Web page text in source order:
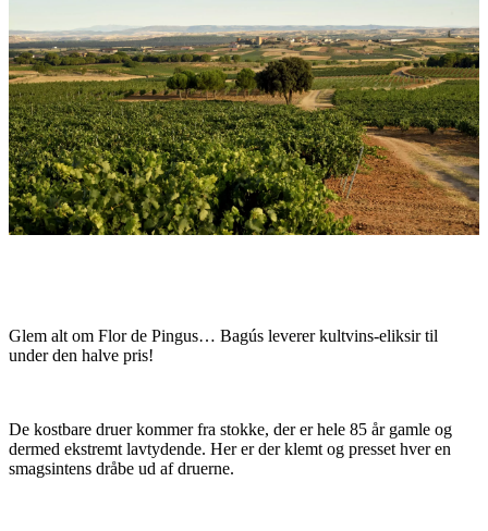
Glem alt om Flor de Pingus… Bagús leverer kultvins-eliksir til
under den halve pris!
De kostbare druer kommer fra stokke, der er hele 85 år gamle og
dermed ekstremt lavtydende. Her er der klemt og presset hver en
smagsintens dråbe ud af druerne.